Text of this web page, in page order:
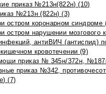
приказ №213н(822н) (10)
№213н (822н) (3)
остром коронарном синдроме
остром нарушении мозгового
антиВИЧ (антиспид)
кровотечении (9)
приказ № 345н/372н,
приказ №342,
(7)